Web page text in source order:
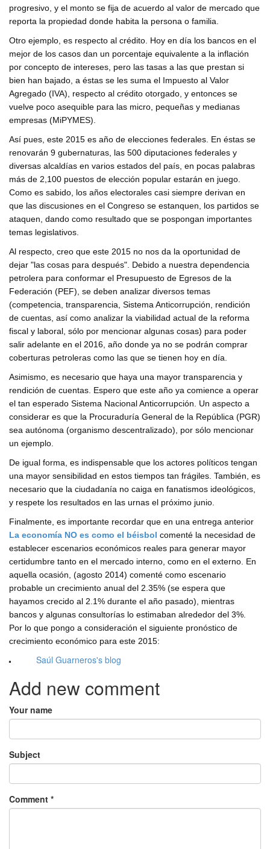
progresivo, y el monto se fija de acuerdo al valor de mercado que
reporta la propiedad donde habita la persona o familia.
Otro ejemplo, es respecto al crédito. Hoy en día los bancos en el
mejor de los casos dan un porcentaje equivalente a la inflación
por concepto de intereses, pero las tasas a las que prestan si
bien han bajado, a éstas se les suma el Impuesto al Valor
Agregado (IVA), respecto al crédito otorgado, y entonces se
vuelve poco asequible para las micro, pequeñas y medianas
empresas (MiPYMES).
Así pues, este 2015 es año de elecciones federales. En éstas se
renovarán 9 gubernaturas, las 500 diputaciones federales y
diversas alcaldías en varios estados del país, en pocas palabras
más de 2,100 puestos de elección popular estarán en juego.
Como es sabido, los años electorales casi siempre derivan en
que las discusiones en el Congreso se estanquen, los partidos se
ataquen, dando como resultado que se pospongan importantes
temas legislativos.
Al respecto, creo que este 2015 no nos da la oportunidad de
dejar "las cosas para después". Debido a nuestra dependencia
petrolera para conformar el Presupuesto de Egresos de la
Federación (PEF), se deben analizar diversos temas
(competencia, transparencia, Sistema Anticorrupción, rendición
de cuentas, así como analizar la viabilidad actual de la reforma
fiscal y laboral, sólo por mencionar algunas cosas) para poder
salir adelante en el 2016, año donde ya no se podrán comprar
coberturas petroleras como las que se tienen hoy en día.
Asimismo, es necesario que haya una mayor transparencia y
rendición de cuentas. Espero que este año ya comience a operar
el tan esperado Sistema Nacional Anticorrupción. Un aspecto a
considerar es que la Procuraduría General de la República (PGR)
sea autónoma (organismo descentralizado), por sólo mencionar
un ejemplo.
De igual forma, es indispensable que los actores políticos tengan
una mayor sensibilidad en estos tiempos tan frágiles. También, es
necesario que la ciudadanía no caiga en fanatismos ideológicos,
y respete los resultados en las urnas el próximo junio.
Finalmente, es importante recordar que en una entrega anterior
La economía NO es como el béisbol comenté la necesidad de
establecer escenarios económicos reales para generar mayor
certidumbre tanto en el mercado interno, como en el externo. En
aquella ocasión, (agosto 2014) comenté como escenario
probable un crecimiento anual del 2.35% (se espera que
hayamos crecido al 2.1% durante el año pasado), mientras
bancos y algunas consultorías lo estimaban alrededor del 3%.
Por lo que pongo a consideración el siguiente pronóstico de
crecimiento económico para este 2015:
Saúl Guarneros's blog
Add new comment
Your name
Subject
Comment *